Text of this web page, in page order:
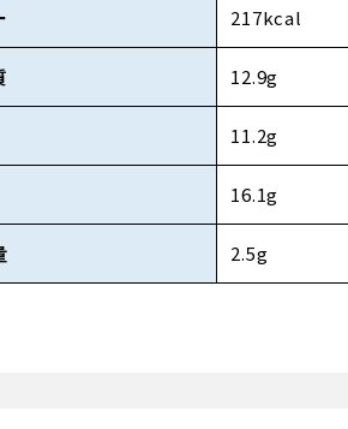
217kcal
12.9g
11.2g
16.1g
2.5g